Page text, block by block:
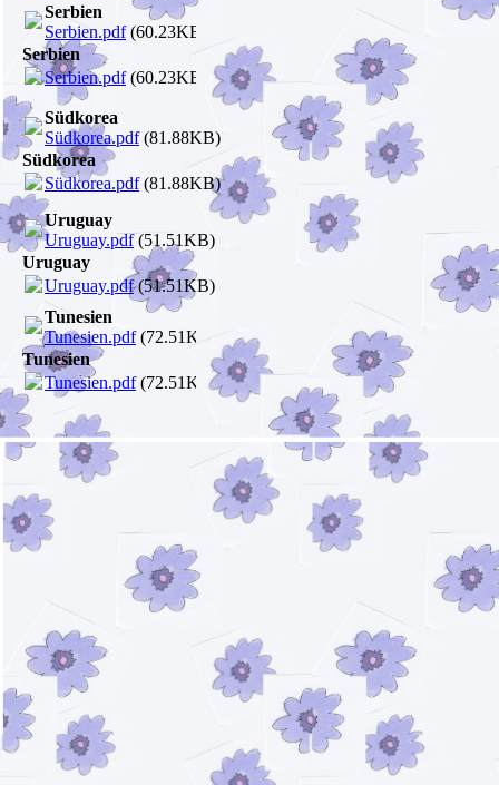
Serbien
Serbien.pdf(60.23KB)
Serbien
Serbien.pdf(60.23KB)
Südkorea
Südkorea.pdf(81.88KB)
Südkorea
Südkorea.pdf(81.88KB)
Uruguay
Uruguay.pdf(51.51KB)
Uruguay
Uruguay.pdf(51.51KB)
Tunesien
Tunesien.pdf(72.51KB)
Tunesien
Tunesien.pdf(72.51KB)